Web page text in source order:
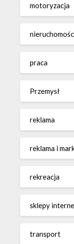
motoryzacja
praca
Przemysł
reklama
reklama i
rekreacja
sklepy
transport